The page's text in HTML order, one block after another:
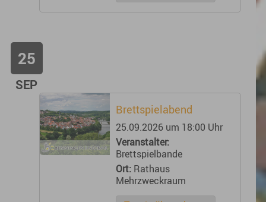
25
SEP
Brettspielabend
25.09.2026 um 18:00 Uhr
Veranstalter:
Brettspielbande
Ort: Rathaus
Mehrzweckraum